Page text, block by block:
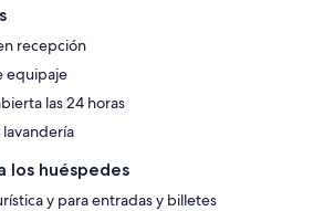
recepción
equipaje
las 24 horas
los huéspedes
y para entradas y billetes